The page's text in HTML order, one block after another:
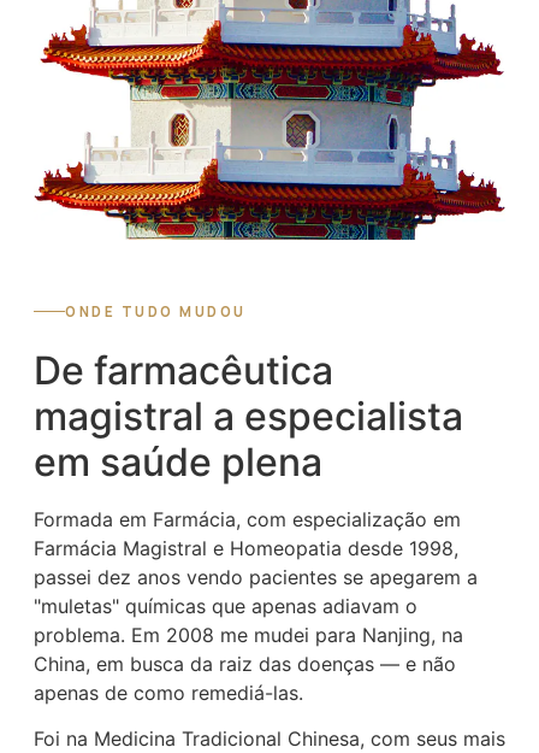
ONDE TUDO MUDOU
De farmacêutica
magistral a especialista
em saúde plena
Formada em Farmácia, com especialização em
Farmácia Magistral e Homeopatia desde 1998,
passei dez anos vendo pacientes se apegarem a
"muletas" químicas que apenas adiavam o
problema. Em 2008 me mudei para Nanjing, na
China, em busca da raiz das doenças — e não
apenas de como remediá-las.
Foi na Medicina Tradicional Chinesa, com seus mais